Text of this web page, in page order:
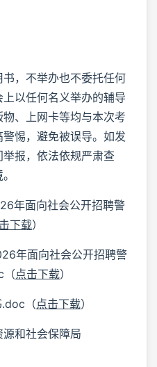
，不举办也不委托任何
以任何名义举办的辅导
、上网卡等均与本次考
惕，避免被误导。如发
报，依法依规严肃查
年面向社会公开招聘警
下载）
年面向社会公开招聘警
（点击下载）
.doc（点击下载）
和社会保障局